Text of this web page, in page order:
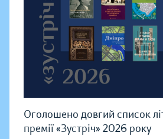
Оголошено довгий список
премії «Зустріч» 2026 року